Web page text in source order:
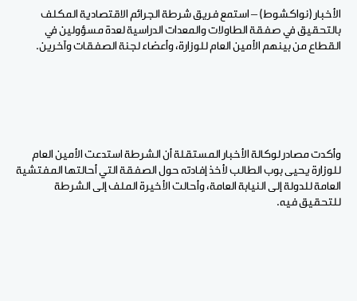
الأخبار (نواكشوط) – استمع فريق شرطة الجرائم الاقتصادية المكلف
بالتحقيق في صفقة الطاولات والمعدات الدراسية لعدة مسؤولين في
القطاع من بينهم الأمين العام للوزارة، وأعضاء لجنة الصفقات وآخرين.
وأكدت مصادر لوكالة الأخبار المستقلة أن الشرطة استدعت الأمين العام
للوزارة يحيى بوب الطالب لأخذ إفادته حول الصفقة التي أحالتها المفتشية
العامة للدولة إلى النيابة العامة، وأحالت الأخيرة الملف إلى الشرطة
للتحقيق فيه.